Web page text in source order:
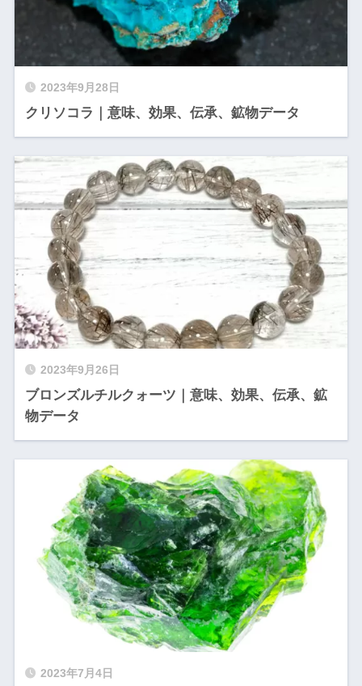
2023年9月28日
クリソコラ｜意味、効果、伝承、鉱物データ
2023年9月26日
ブロンズルチルクォーツ｜意味、効果、伝承、鉱
物データ
2023年7月4日